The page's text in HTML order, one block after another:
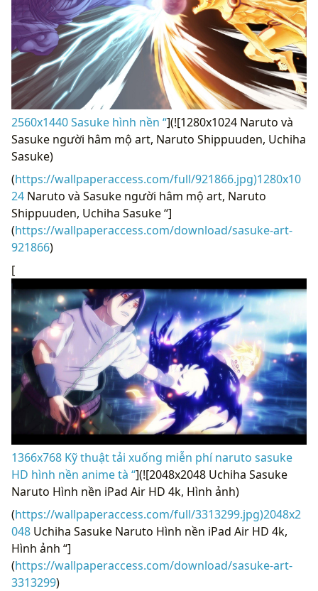
2560x1440 Sasuke hình nền “](![1280x1024 Naruto và
Sasuke người hâm mộ art, Naruto Shippuuden, Uchiha
Sasuke)
(https://wallpaperaccess.com/full/921866.jpg)1280x10
24 Naruto và Sasuke người hâm mộ art, Naruto
Shippuuden, Uchiha Sasuke “]
(https://wallpaperaccess.com/download/sasuke-art-
921866)
[
1366x768 Kỹ thuật tải xuống miễn phí naruto sasuke
HD hình nền anime tà “](![2048x2048 Uchiha Sasuke
Naruto Hình nền iPad Air HD 4k, Hình ảnh)
(https://wallpaperaccess.com/full/3313299.jpg)2048x2
048 Uchiha Sasuke Naruto Hình nền iPad Air HD 4k,
Hình ảnh “]
(https://wallpaperaccess.com/download/sasuke-art-
3313299)